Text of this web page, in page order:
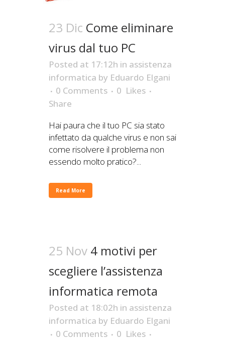
23 Dic Come eliminare
virus dal tuo PC
Posted at 17:12h in assistenza
informatica by Eduardo Elgani
0 Comments
0 Likes
Share
Hai paura che il tuo PC sia stato
infettato da qualche virus e non sai
come risolvere il problema non
essendo molto pratico?...
Read More
25 Nov 4 motivi per
scegliere l’assistenza
informatica remota
Posted at 18:02h in assistenza
informatica by Eduardo Elgani
0 Comments
0 Likes